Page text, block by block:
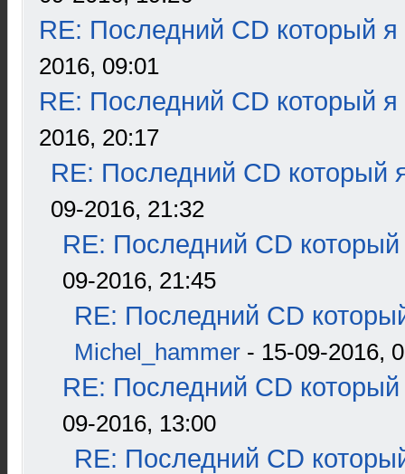
RE: Последний CD который я
2016, 09:01
RE: Последний CD который я
2016, 20:17
RE: Последний CD который
09-2016, 21:32
RE: Последний CD который
09-2016, 21:45
RE: Последний CD
Michel_hammer - 15-09-2016,
RE: Последний CD который
09-2016, 13:00
RE: Последний CD